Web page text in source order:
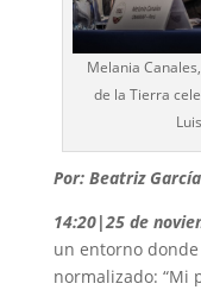
Melania
de la Tierra
Por: Beatriz
14:20|25 de
un entorno
normalizado: “Mi